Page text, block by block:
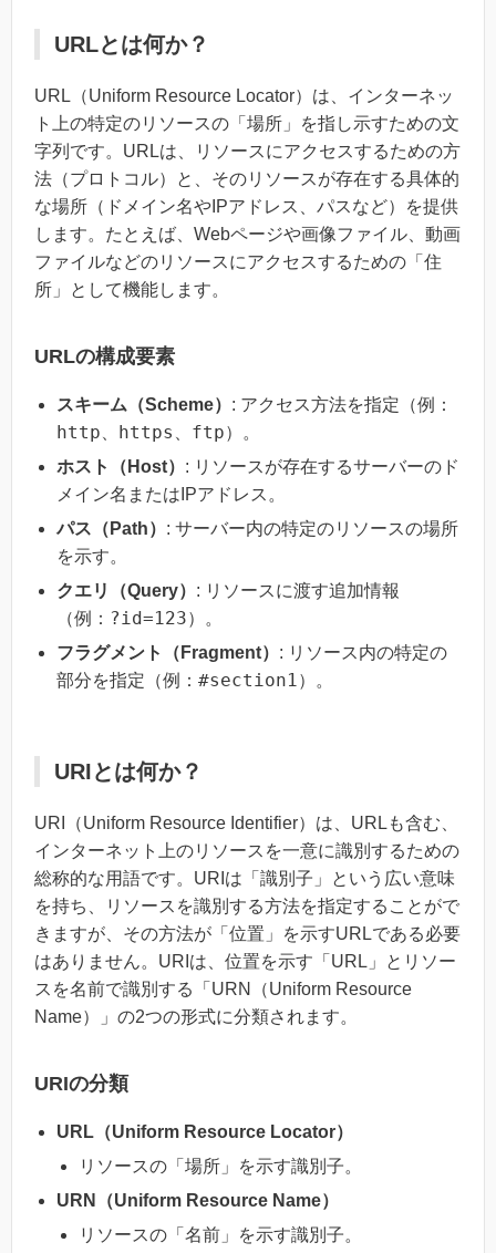
URLとは何か？
URL（Uniform Resource Locator）は、インターネッ
ト上の特定のリソースの「場所」を指し示すための文
字列です。URLは、リソースにアクセスするための方
法（プロトコル）と、そのリソースが存在する具体的
な場所（ドメイン名やIPアドレス、パスなど）を提供
します。たとえば、Webページや画像ファイル、動画
ファイルなどのリソースにアクセスするための「住
所」として機能します。
URLの構成要素
スキーム（Scheme） : アクセス方法を指定（例：
http https ftp）。
ホスト（Host） : リソースが存在するサーバーのド
メイン名またはIPアドレス。
パス（Path） : サーバー内の特定のリソースの場所
を示す。
クエリ（Query） : リソースに渡す追加情報
（例： ?id=123）。
フラグメント（Fragment） : リソース内の特定の
部分を指定（例： #section1）。
URIとは何か？
URI（Uniform Resource Identifier）は、URLも含む、
インターネット上のリソースを一意に識別するための
総称的な用語です。URIは「識別子」という広い意味
を持ち、リソースを識別する方法を指定することがで
きますが、その方法が「位置」を示すURLである必要
はありません。URIは、位置を示す「URL」とリソー
スを名前で識別する「URN（Uniform Resource
Name）」の2つの形式に分類されます。
URIの分類
URL（Uniform Resource Locator）
リソースの「場所」を示す識別子。
URN（Uniform Resource Name）
リソースの「名前」を示す識別子。